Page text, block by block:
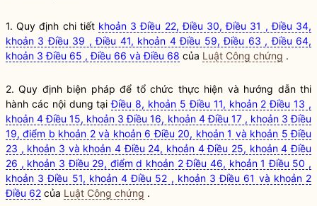
1. Quy định chi tiết khoản 3 Điều 22, Điều 30, Điều 31 , Điều 34,
khoản 3 Điều 39 , Điều 41, khoản 4 Điều 59, Điều 63 , Điều 64,
khoản 3 Điều 65 , Điều 66 và Điều 68 của Luật Công chứng .
2. Quy định biện pháp để tổ chức thực hiện và hướng dẫn thi
hành các nội dung tạiĐiều 8, khoản 5 Điều 11, khoản 2 Điều 13 ,
khoản 4 Điều 15, khoản 3 Điều 16, khoản 4 Điều 17 , khoản 3 Điều
19, điểm b khoản 2 và khoản 6 Điều 20, khoản 1 và khoản 5 Điều
23 , khoản 3 và khoản 4 Điều 24, khoản 4 Điều 25, khoản 4 Điều
26 , khoản 3 Điều 29, điểm d khoản 2 Điều 46, khoản 1 Điều 50 ,
khoản 3 Điều 51, khoản 4 Điều 52 , khoản 3 Điều 61 và khoản 2
Điều 62 của Luật Công chứng .